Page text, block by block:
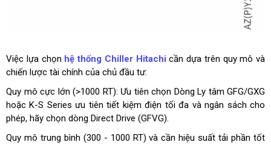
Việc lựa chọn hệ thống Chiller Hitachi cần dựa trên quy mô và
chiến lược tài chính của chủ đầu tư:
Quy mô cực lớn (>1000 RT): Ưu tiên chọn Dòng Ly tâm GFG/GXG
hoặc K-S Series ưu tiên tiết kiệm điện tối đa và ngân sách cho
phép, hãy chọn dòng Direct Drive (GFVG).
Quy mô trung bình (300 - 1000 RT) và cần hiệu suất tải phần tốt